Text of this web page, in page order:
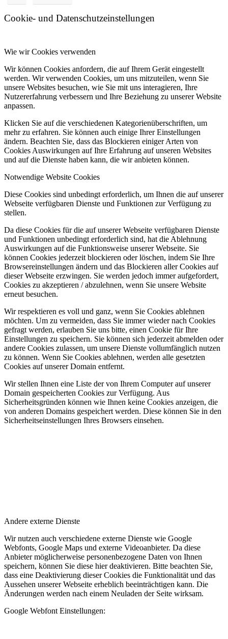
Cookie- und Datenschutzeinstellungen
Wie wir Cookies verwenden
Wir können Cookies anfordern, die auf Ihrem Gerät eingestellt
werden. Wir verwenden Cookies, um uns mitzuteilen, wenn Sie
unsere Websites besuchen, wie Sie mit uns interagieren, Ihre
Nutzererfahrung verbessern und Ihre Beziehung zu unserer Website
anpassen.
Klicken Sie auf die verschiedenen Kategorienüberschriften, um
mehr zu erfahren. Sie können auch einige Ihrer Einstellungen
ändern. Beachten Sie, dass das Blockieren einiger Arten von
Cookies Auswirkungen auf Ihre Erfahrung auf unseren Websites
und auf die Dienste haben kann, die wir anbieten können.
Notwendige Website Cookies
Diese Cookies sind unbedingt erforderlich, um Ihnen die auf unserer
Webseite verfügbaren Dienste und Funktionen zur Verfügung zu
stellen.
Da diese Cookies für die auf unserer Webseite verfügbaren Dienste
und Funktionen unbedingt erforderlich sind, hat die Ablehnung
Auswirkungen auf die Funktionsweise unserer Webseite. Sie
können Cookies jederzeit blockieren oder löschen, indem Sie Ihre
Browsereinstellungen ändern und das Blockieren aller Cookies auf
dieser Webseite erzwingen. Sie werden jedoch immer aufgefordert,
Cookies zu akzeptieren / abzulehnen, wenn Sie unsere Website
erneut besuchen.
Wir respektieren es voll und ganz, wenn Sie Cookies ablehnen
möchten. Um zu vermeiden, dass Sie immer wieder nach Cookies
gefragt werden, erlauben Sie uns bitte, einen Cookie für Ihre
Einstellungen zu speichern. Sie können sich jederzeit abmelden oder
andere Cookies zulassen, um unsere Dienste vollumfänglich nutzen
zu können. Wenn Sie Cookies ablehnen, werden alle gesetzten
Cookies auf unserer Domain entfernt.
Wir stellen Ihnen eine Liste der von Ihrem Computer auf unserer
Domain gespeicherten Cookies zur Verfügung. Aus
Sicherheitsgründen können wie Ihnen keine Cookies anzeigen, die
von anderen Domains gespeichert werden. Diese können Sie in den
Sicherheitseinstellungen Ihres Browsers einsehen.
Andere externe Dienste
Wir nutzen auch verschiedene externe Dienste wie Google
Webfonts, Google Maps und externe Videoanbieter. Da diese
Anbieter möglicherweise personenbezogene Daten von Ihnen
speichern, können Sie diese hier deaktivieren. Bitte beachten Sie,
dass eine Deaktivierung dieser Cookies die Funktionalität und das
Aussehen unserer Webseite erheblich beeinträchtigen kann. Die
Änderungen werden nach einem Neuladen der Seite wirksam.
Google Webfont Einstellungen: